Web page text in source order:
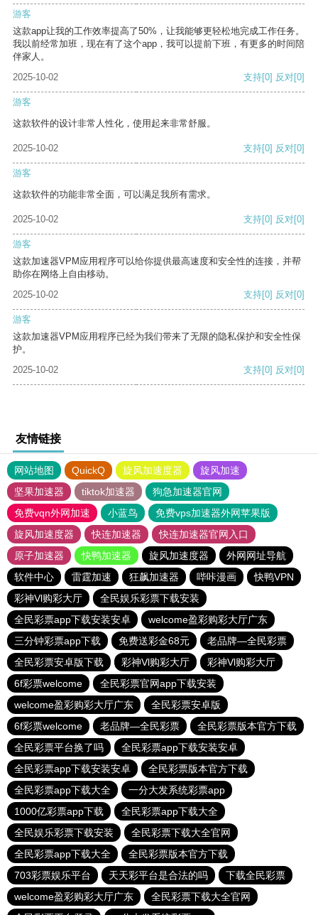
游客
这款app让我的工作效率提高了50%，让我能够更轻松地完成工作任务。
我以前经常加班，现在有了这个app，我可以提前下班，有更多的时间陪
伴家人。
2025-10-02
支持[0] 反对[0]
游客
这款软件的设计非常人性化，使用起来非常舒服。
2025-10-02 支持[0] 反对[0]
游客
这款软件的功能非常全面，可以满足我所有需求。
2025-10-02 支持[0] 反对[0]
游客
这款加速器VPM应用程序可以给你提供最高速度和安全性的连接，并帮
助你在网络上自由移动。
2025-10-02
支持[0] 反对[0]
游客
这款加速器VPM应用程序已经为我们带来了无限的隐私保护和安全性保
护。
2025-10-02
支持[0] 反对[0]
友情链接
网站地图 QuickQ 旋风加速度器
旋风加速
坚果加速器
tiktok加速器
狗急加速器官网
免费vqn外网加速
小蓝鸟
免费vps加速器外网苹果版
旋风加速度器
快连加速器
快连加速器官网入口
原子加速器
快鸭加速器 旋风加速度器
外网网址导航
软件中心
雷霆加速 狂飙加速器 哔咔漫画
快鸭VPN
彩神Vl购彩大厅
全民娱乐彩票下载安装
全民彩票app下载安装安卓
welcome盈彩购彩大厅广东
三分钟彩票app下载
免费送彩金68元
老品牌—全民彩票
全民彩票安卓版下载
彩神Vl购彩大厅
彩神Vl购彩大厅
6f彩票welcome
全民彩票官网app下载安装
welcome盈彩购彩大厅广东
全民彩票安卓版
6f彩票welcome
老品牌—全民彩票
全民彩票版本官方下载
全民彩票平台换了吗
全民彩票app下载安装安卓
全民彩票app下载安装安卓
全民彩票版本官方下载
全民彩票app下载大全
一分大发系统彩票app
1000亿彩票app下载
全民彩票app下载大全
全民娱乐彩票下载安装
全民彩票下载大全官网
全民彩票app下载大全
全民彩票版本官方下载
703彩票娱乐平台
天天彩平台是合法的吗
下载全民彩票
welcome盈彩购彩大厅广东
全民彩票下载大全官网